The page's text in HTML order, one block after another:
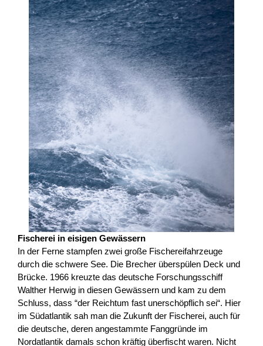
Fischerei in eisigen Gewässern
In der Ferne stampfen zwei große Fischereifahrzeuge
durch die schwere See. Die Brecher überspülen Deck und
Brücke. 1966 kreuzte das deutsche Forschungsschiff
Walther Herwig in diesen Gewässern und kam zu dem
Schluss, dass “der Reichtum fast unerschöpflich sei“. Hier
im Südatlantik sah man die Zukunft der Fischerei, auch für
die deutsche, deren angestammte Fanggründe im
Nordatlantik damals schon kräftig überfischt waren. Nicht